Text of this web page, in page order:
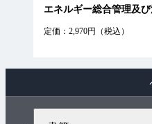
エネルギー総合管理及び
定価：2,970円（税込）